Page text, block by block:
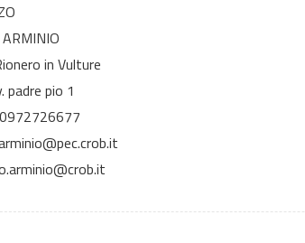
ARMINIO
in Vulture
padre pio 1
0972726677